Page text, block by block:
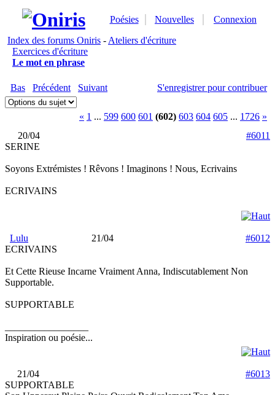
Poésies Nouvelles
Connexion
Index des forums Oniris - Ateliers d'écriture
Exercices d'écriture
Le mot en phrase
Bas Précédent Suivant S'enregistrer pour contribuer
« 1 ... 599 600 601 (602) 603 604 605 ... 1726 »
20/04
#6011
SERINE
Soyons Extrémistes ! Rêvons ! Imaginons ! Nous, Ecrivains
ECRIVAINS
Lulu 21/04
#6012
ECRIVAINS
Et Cette Rieuse Incarne Vraiment Anna, Indiscutablement Non
Supportable.
SUPPORTABLE
Inspiration ou poésie...
21/04
#6013
SUPPORTABLE